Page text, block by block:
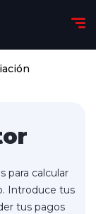
para calcular
Introduce tus
tus pagos